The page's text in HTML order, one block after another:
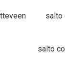
Witteveen
salto